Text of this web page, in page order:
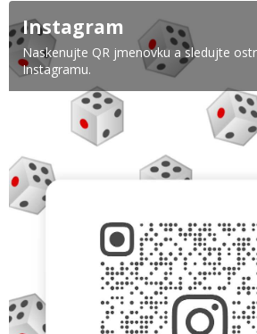
Instagram
Naskenujte QR jmenovku a sledujte
Instagramu.